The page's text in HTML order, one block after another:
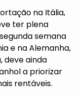
na Itália,
ter plena
semana
e na Alemanha,
deve ainda
a priorizar
rentáveis.